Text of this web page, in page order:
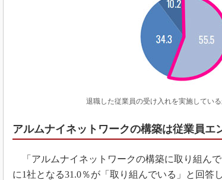
退職した従業員の受け入れを実施してい
アルムナイネットワークの構築は従業員エ
「アルムナイネットワークの構築に取り組ん
に1社となる31.0％が「取り組んでいる」と回答